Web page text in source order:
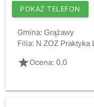
POKAŻ TELEFON
Gmina: Grążawy
Filia: N ZOZ Praktyka
gradeOcena: 0.0